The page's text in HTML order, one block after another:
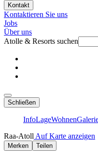
Kontakt
Kontaktieren Sie uns
Jobs
Über uns
Atolle & Resorts suchen
Schließen
InfoLageWohnen
Raa-Atoll Auf Karte anzeigen
Merken Teilen